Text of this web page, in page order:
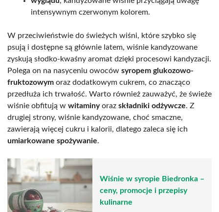
intensywnym czerwonym kolorem.
W przeciwieństwie do świeżych wiśni, które szybko się
psują i dostępne są głównie latem, wiśnie kandyzowane
zyskują słodko-kwaśny aromat dzięki procesowi kandyzacji.
Polega on na nasyceniu owoców syropem glukozowo-
fruktozowym oraz dodatkowym cukrem, co znacząco
przedłuża ich trwałość. Warto również zauważyć, że świeże
wiśnie obfitują w witaminyoraz składniki odżywcze. Z
drugiej strony, wiśnie kandyzowane, choć smaczne,
zawierają więcej cukru i kalorii, dlatego zaleca się ich
umiarkowane spożywanie.
Wiśnie w syropie Biedronka –
ceny, promocje i przepisy
kulinarne